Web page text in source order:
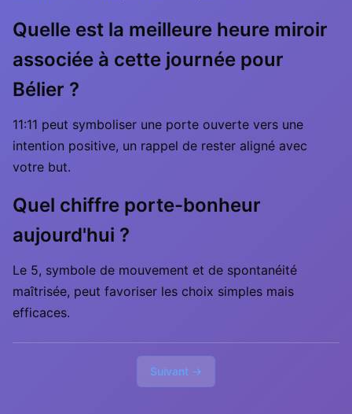
Quelle est la meilleure heure miroir
associée à cette journée pour
Bélier ?
11:11 peut symboliser une porte ouverte vers une
intention positive, un rappel de rester aligné avec
votre but.
Quel chiffre porte-bonheur
aujourd'hui ?
Le 5, symbole de mouvement et de spontanéité
maîtrisée, peut favoriser les choix simples mais
efficaces.
Suivant →